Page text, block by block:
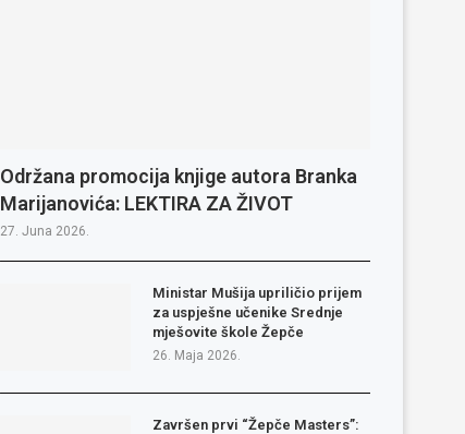
Održana promocija knjige autora Branka
Marijanovića: LEKTIRA ZA ŽIVOT
27. Juna 2026.
Ministar Mušija upriličio prijem
za uspješne učenike Srednje
mješovite škole Žepče
26. Maja 2026.
Završen prvi “Žepče Masters”: